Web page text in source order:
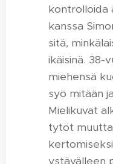
kontrolloida
kanssa
sitä,
ikäisinä. 38-
miehensä
syö mitään
Mielikuvat
tytöt
ystävälleen